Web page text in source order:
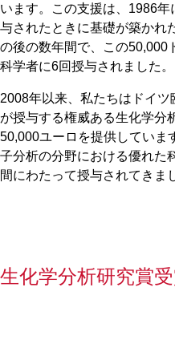
います。この支援は、1986
与されたときに基礎が築かれ
の後の数年間で、この50,000
科学者に6回授与されました。
2008年以来、私たちはドイツ
が授与する権威ある生化学分
50,000ユーロを提供していま
子分析の分野における優れた
間にわたって授与されてきま
生化学分析研究賞